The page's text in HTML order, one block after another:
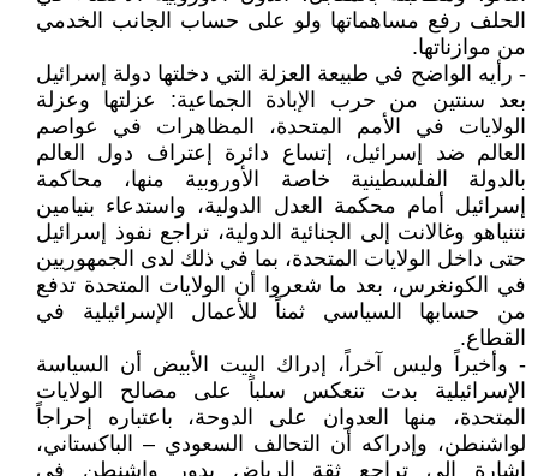
الحلف رفع مساهماتها ولو على حساب الجانب الخدمي
من موازناتها.
- رأيه الواضح في طبيعة العزلة التي دخلتها دولة إسرائيل
بعد سنتين من حرب الإبادة الجماعية: عزلتها وعزلة
الولايات في الأمم المتحدة، المظاهرات في عواصم
العالم ضد إسرائيل، إتساع دائرة إعتراف دول العالم
بالدولة الفلسطينية خاصة الأوروبية منها، محاكمة
إسرائيل أمام محكمة العدل الدولية، واستدعاء بنيامين
نتنياهو وغالانت إلى الجنائية الدولية، تراجع نفوذ إسرائيل
حتى داخل الولايات المتحدة، بما في ذلك لدى الجمهوريين
في الكونغرس، بعد ما شعروا أن الولايات المتحدة تدفع
من حسابها السياسي ثمناً للأعمال الإسرائيلية في
القطاع.
- وأخيراً وليس آخراً، إدراك البيت الأبيض أن السياسة
الإسرائيلية بدت تنعكس سلباً على مصالح الولايات
المتحدة، منها العدوان على الدوحة، باعتباره إحراجاً
لواشنطن، وإدراكه أن التحالف السعودي – الباكستاني،
إشارة إلى تراجع ثقة الرياض بدور واشنطن في